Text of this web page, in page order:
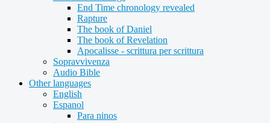
End Time chronology revealed
Rapture
The book of Daniel
The book of Revelation
Apocalisse - scrittura per scrittura
Sopravvivenza
Audio Bible
Other languages
English
Espanol
Para ninos